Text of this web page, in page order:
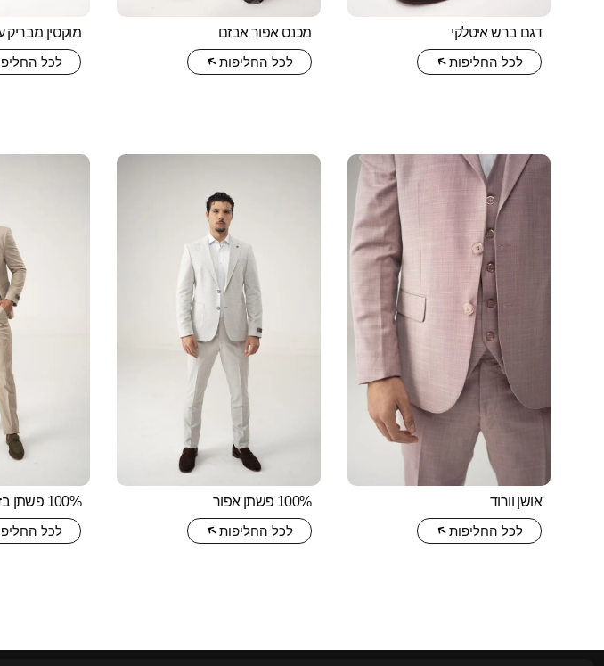
דגם ברש איטלקי
לכל החליפות
מכנס אפור אבזם
לכל החליפות
מוקסין
לכל
אושן וורוד
לכל החליפות
100% פשתן אפור
לכל החליפות
100% פשתן בז'
לכל